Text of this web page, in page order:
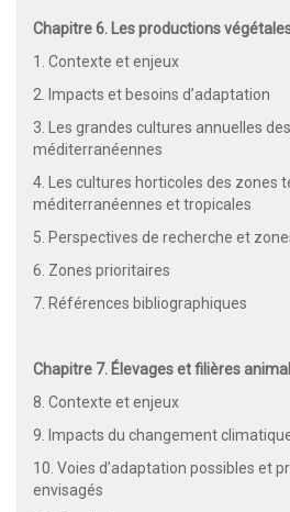
Chapitre 6. Les productions
1. Contexte et enjeux
2. Impacts et besoins d’adaptation
3. Les grandes cultures annuelles
méditerranéennes
4. Les cultures horticoles des zones
méditerranéennes et tropicales
5. Perspectives de recherche et
6. Zones prioritaires
7. Références bibliographiques
Chapitre 7. Élevages et filières
8. Contexte et enjeux
9. Impacts du changement
10. Voies d’adaptation possibles et
envisagés